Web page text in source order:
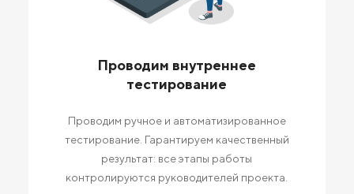
Проводим внутреннее
тестирование
Проводим ручное и автоматизированное
тестирование. Гарантируем качественный
результат: все этапы работы
контролируются руководителей проекта.